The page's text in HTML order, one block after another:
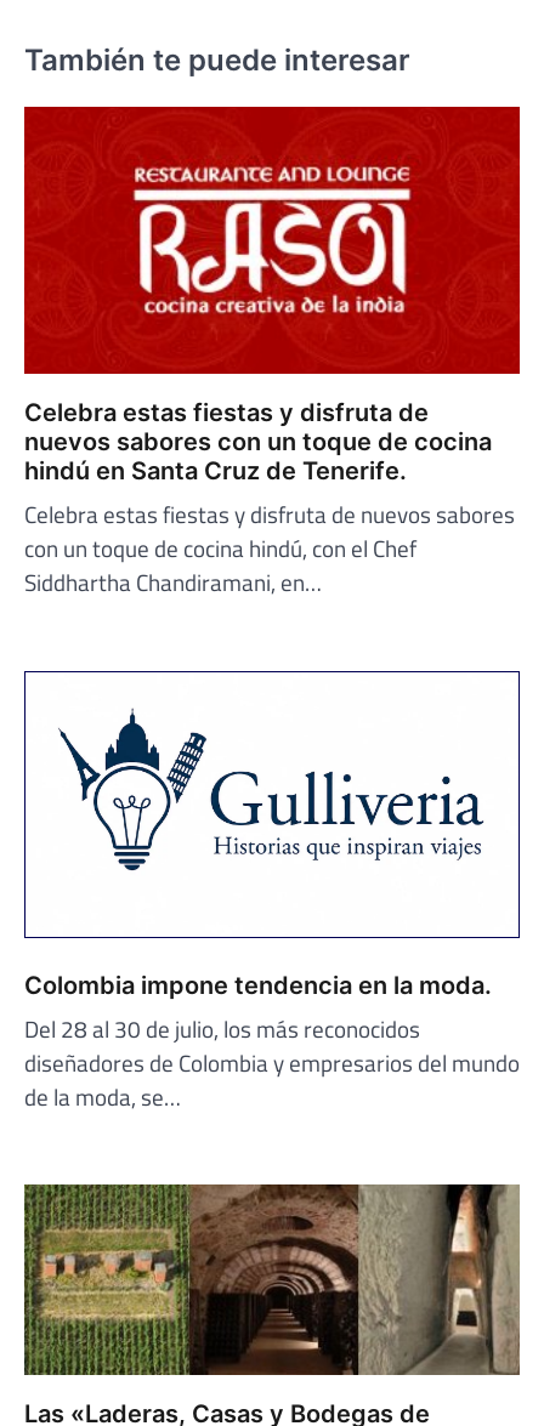
También te puede interesar
Celebra estas fiestas y disfruta de
nuevos sabores con un toque de cocina
hindú en Santa Cruz de Tenerife.
Celebra estas fiestas y disfruta de nuevos sabores
con un toque de cocina hindú, con el Chef
Siddhartha Chandiramani, en…
Colombia impone tendencia en la moda.
Del 28 al 30 de julio, los más reconocidos
diseñadores de Colombia y empresarios del mundo
de la moda, se…
Las «Laderas, Casas y Bodegas de